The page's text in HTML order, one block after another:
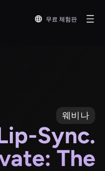
무료 체험판
웨비나
Sync.
The